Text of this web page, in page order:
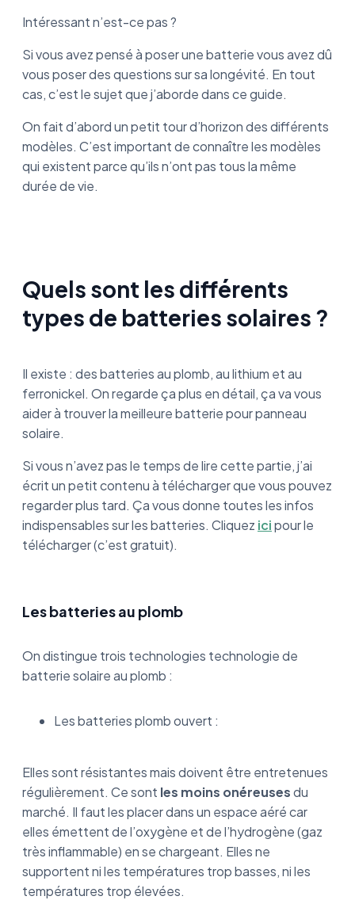
Intéressant n’est-ce pas ?
Si vous avez pensé à poser une batterie vous avez dû
vous poser des questions sur sa longévité. En tout
cas, c’est le sujet que j’aborde dans ce guide.
On fait d’abord un petit tour d’horizon des différents
modèles. C’est important de connaître les modèles
qui existent parce qu’ils n’ont pas tous la même
durée de vie.
Quels sont les différents
types de batteries solaires ?
Il existe : des batteries au plomb, au lithium et au
ferronickel. On regarde ça plus en détail, ça va vous
aider à trouver la meilleure batterie pour panneau
solaire.
Si vous n’avez pas le temps de lire cette partie, j’ai
écrit un petit contenu à télécharger que vous pouvez
regarder plus tard. Ça vous donne toutes les infos
indispensables sur les batteries. Cliquez icipour le
télécharger (c’est gratuit).
Les batteries au plomb
On distingue trois technologies technologie de
batterie solaire au plomb :
Les batteries plomb ouvert :
Elles sont résistantes mais doivent être entretenues
régulièrement. Ce sont les moins onéreusesdu
marché. Il faut les placer dans un espace aéré car
elles émettent de l’oxygène et de l’hydrogène (gaz
très inflammable) en se chargeant. Elles ne
supportent ni les températures trop basses, ni les
températures trop élevées.